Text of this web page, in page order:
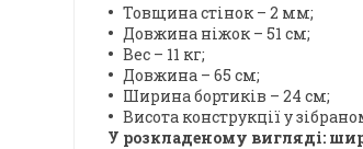
Товщина стінок – 2 мм;
Довжина ніжок – 51 см;
Вес – 11 кг;
Довжина – 65 см;
Ширина бортиків – 24 см;
Висота конструкції у
У розкладеному вигляді: